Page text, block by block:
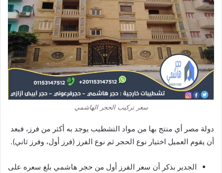
سعر تركيب الحجر الهاشمي
دولة مصر أي منتج بها من مواد التشطيب يوجد به أكثر من فرز، فبعد
أن يقوم العميل اختيار نوع الحجر ثم نوع الفرز (فرز أول، وفرز ثاني).
الجدير بذكر أن سعر الفرز أول من حجر هاشمي بلغ سعره على